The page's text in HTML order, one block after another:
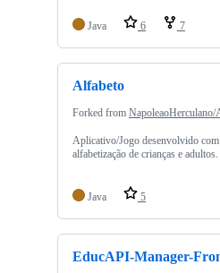
Java 6 7
Alfabeto
Forked from
Aplicativo/Jogo desenvolvido
alfabetização de crianças e adultos.
Java 5
EducAPI-Manager-